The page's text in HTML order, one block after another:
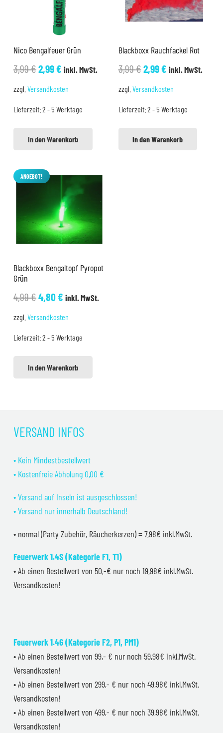
Nico Bengalfeuer Grün
3,99€Ursprünglicher
3,99 €
2,99€Aktueller
2,99 €.
inkl. MwSt.
zzgl. Versandkosten
Lieferzeit:2 - 5 Werktage
In den Warenkorb
Blackboxx Rauchfackel Rot
3,99€Ursprünglicher
3,99 €
2,99€Aktueller
2,99 €.
inkl. MwSt.
zzgl. Versandkosten
Lieferzeit:2 - 5 Werktage
In den Warenkorb
ANGEBOT!
Blackboxx Bengaltopf Pyropot
Grün
4,99€Ursprünglicher
4,99 €
4,80€Aktueller
4,80 €.
inkl. MwSt.
zzgl. Versandkosten
Lieferzeit:2 - 5 Werktage
In den Warenkorb
VERSAND INFOS
• Kein Mindestbestellwert
• Kostenfreie Abholung 0,00 €
• Versand auf Inseln ist ausgeschlossen!
• Versand nur innerhalb Deutschland!
• normal (Party Zubehör, Räucherkerzen) = 7,98€ inkl.MwSt.
Feuerwerk 1.4S (Kategorie F1, T1)
• Ab einen Bestellwert von 50,-€ nur noch 19,98€ inkl.MwSt.
Versandkosten!
Feuerwerk 1.4G (Kategorie F2, P1, PM1)
• Ab einen Bestellwert von 99,- € nur noch 59,98€ inkl.MwSt.
Versandkosten!
• Ab einen Bestellwert von 299,- € nur noch 49,98€ inkl.MwSt.
Versandkosten!
• Ab einen Bestellwert von 499,- € nur noch 39,98€ inkl.MwSt.
Versandkosten!